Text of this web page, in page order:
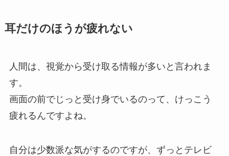
耳だけのほうが疲れない
人間は、視覚から受け取る情報が多いと言われま
す。
画面の前でじっと受け身でいるのって、けっこう
疲れるんですよね。
自分は少数派な気がするのですが、ずっとテレビ